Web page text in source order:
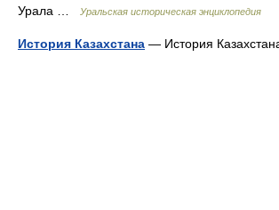
Урала …
Уральская историческая энциклопедия
История Казахстана — История